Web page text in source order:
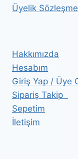
Üyelik
Hakkımızda
Hesabım
Giriş Yap / Üye
Sipariş Takip
Sepetim
İletişim